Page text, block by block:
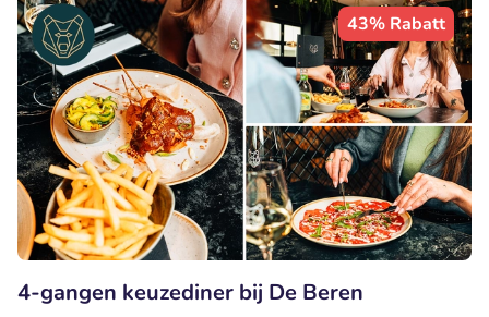
43% Rabatt
4-gangen keuzediner bij De Beren